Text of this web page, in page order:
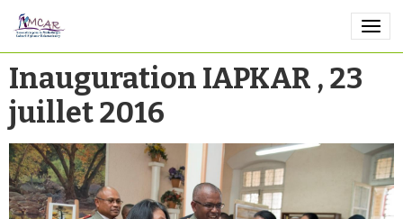
Inauguration IAPKAR , 23
juillet 2016